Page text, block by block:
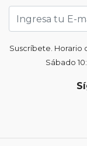
Suscríbete. Horario
Sábado